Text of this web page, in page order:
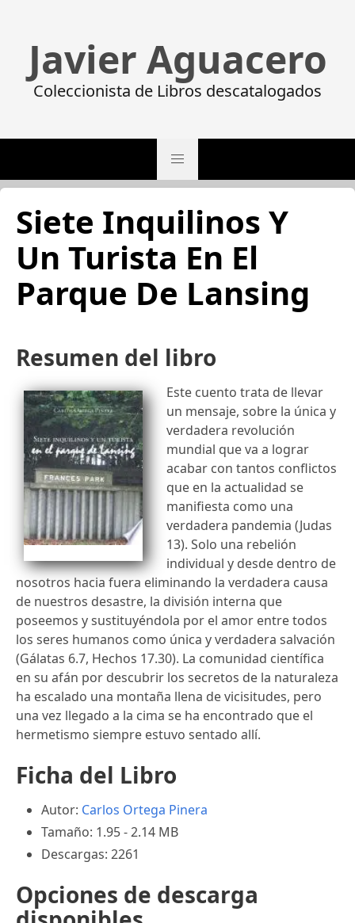
Javier Aguacero
Coleccionista de Libros descatalogados
Siete Inquilinos Y
Un Turista En El
Parque De Lansing
Resumen del libro
Este cuento trata de llevar
un mensaje, sobre la única y
verdadera revolución
mundial que va a lograr
acabar con tantos conflictos
que en la actualidad se
manifiesta como una
verdadera pandemia (Judas
13). Solo una rebelión
individual y desde dentro de
nosotros hacia fuera eliminando la verdadera causa
de nuestros desastre, la división interna que
poseemos y sustituyéndola por el amor entre todos
los seres humanos como única y verdadera salvación
(Gálatas 6.7, Hechos 17.30). La comunidad científica
en su afán por descubrir los secretos de la naturaleza
ha escalado una montaña llena de vicisitudes, pero
una vez llegado a la cima se ha encontrado que el
hermetismo siempre estuvo sentado allí.
Ficha del Libro
Autor: Carlos Ortega Pinera
Tamaño: 1.95 - 2.14 MB
Descargas: 2261
Opciones de descarga